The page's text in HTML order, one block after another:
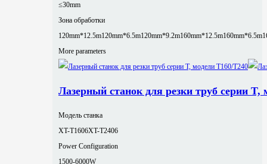
≤30mm
Зона обработки
120mm*12.5m120mm*6.5m120mm*9.2m160mm*12.5m160mm*6.5m
More parameters
Лазерный станок для резки труб серии T,
Модель станка
XT-T1606XT-T2406
Power Configuration
1500-6000W